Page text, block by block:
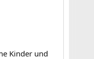
Kinder und